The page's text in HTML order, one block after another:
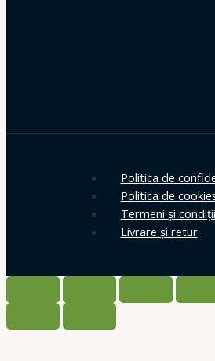
Politica de
Politica de
Termeni și condiții
Livrare și retur